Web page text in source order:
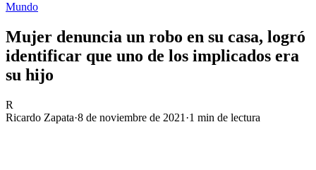
Mundo
Mujer denuncia un robo en su casa, logró
identificar que uno de los implicados era
su hijo
R
Ricardo Zapata·8 de noviembre de 2021 ·1 min de lectura